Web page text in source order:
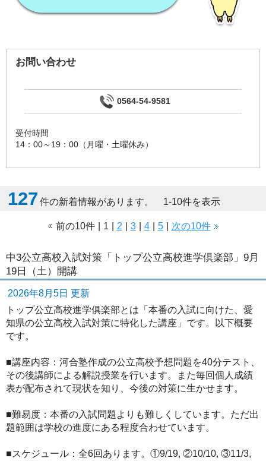
お問い合わせ
0564-54-9581
受付時間
14：00～19：00（月曜・土曜休み）
127 件の新着情報があります。 1-10件を表示
前の10件 1 2 3 4 5 次の10件
中3公立高校入試対策「トップ公立高校進学倶楽部」9月
19日（土）開講
2026年8月5日 更新
トップ公立高校進学俱楽部とは「本番の入試に向けた、愛
知県の公立高校入試対策に特化した講座」です。以下概要
です。
■講座内容：河合塾作成の公立高校予想問題を40分テスト、
その後講師による解説授業を行います。また毎回個人成績
表が配布されて現状を知り、今後の対策に生かせます。
■難易度：本番の入試問題よりも難しくしています。ただ出
題範囲は学校の進度にある程度合わせています。
■スケジュール：全6回あります。①9/19, ②10/10, ③11/3,